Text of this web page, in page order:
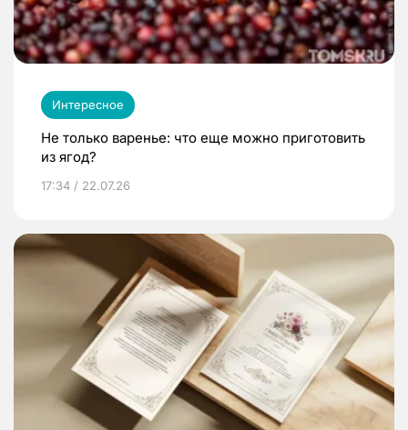
Интересное
Не только варенье: что еще можно приготовить
из ягод?
17:34 / 22.07.26